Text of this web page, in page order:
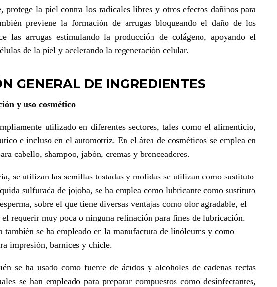
protege la piel contra los radicales libres y otros efectos dañinos para
previene la formación de arrugas bloqueando el daño de los
las arrugas estimulando la producción de colágeno, apoyando el
de la piel y acelerando la regeneración celular.
GENERAL DE INGREDIENTES
y uso cosmético
utilizado en diferentes sectores, tales como el alimenticio,
e incluso en el automotriz. En el área de cosméticos se emplea en
cabello, shampoo, jabón, cremas y bronceadores.
se utilizan las semillas tostadas y molidas se utilizan como sustituto
sulfurada de jojoba, se ha emplea como lubricante como sustituto
sobre el que tiene diversas ventajas como olor agradable, el
requerir muy poca o ninguna refinación para fines de lubricación.
también se ha empleado en la manufactura de linóleums y como
impresión, barnices y chicle.
se ha usado como fuente de ácidos y alcoholes de cadenas rectas
se han empleado para preparar compuestos como desinfectantes,